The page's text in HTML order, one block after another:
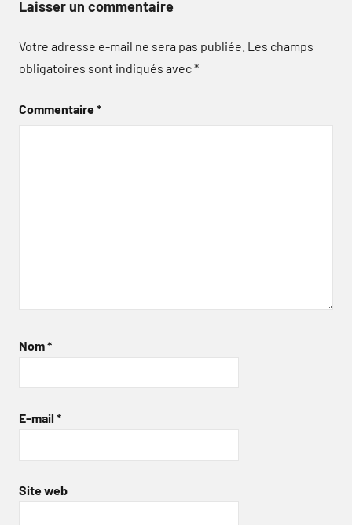
Laisser un commentaire
Votre adresse e-mail ne sera pas publiée. Les champs
obligatoires sont indiqués avec*
Commentaire*
Nom*
E-mail *
Site web